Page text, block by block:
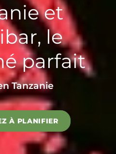
et
le
parfait
Tanzanie
À PLANIFIER